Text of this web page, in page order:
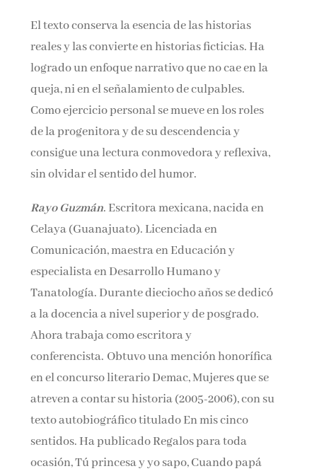
El texto conserva la esencia de las historias
reales y las convierte en historias ficticias. Ha
logrado un enfoque narrativo que no cae en la
queja, ni en el señalamiento de culpables.
Como ejercicio personal se mueve en los roles
de la progenitora y de su descendencia y
consigue una lectura conmovedora y reflexiva,
sin olvidar el sentido del humor.
Rayo Guzmán. Escritora mexicana, nacida en
Celaya (Guanajuato). Licenciada en
Comunicación, maestra en Educación y
especialista en Desarrollo Humano y
Tanatología. Durante dieciocho años se dedicó
a la docencia a nivel superior y de posgrado.
Ahora trabaja como escritora y
conferencista. Obtuvo una mención honorífica
en el concurso literario Demac, Mujeres que se
atreven a contar su historia (2005-2006), con su
texto autobiográfico titulado En mis cinco
sentidos. Ha publicado Regalos para toda
ocasión, Tú princesa y yo sapo, Cuando papá